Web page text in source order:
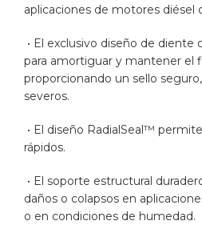
aplicaciones de motores diésel
• El exclusivo diseño de diente
para amortiguar y mantener el
proporcionando un sello
severos.
• El diseño RadialSeal™
rápidos.
• El soporte estructural
daños o colapsos en
o en condiciones de humedad.